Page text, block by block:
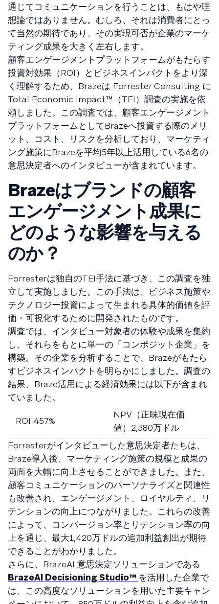
通じてコミュニケーションを行うことは、もはや理
想論ではありません。むしろ、それは消費者にとっ
て当然の期待であり、その実現可否が企業のマーケ
ティング成果を大きく左右します。
顧客エンゲージメントプラットフォームがもたらす
投資対効果（ROI）とビジネスインパクトをより深
く理解するため、Brazeは Forrester Consulting に
Total Economic Impact™（TEI）調査の実施を依
頼しました。この調査では、顧客エンゲージメント
プラットフォームとしてBrazeへ投資する際のメリ
ット、コスト、リスクを分析しており、マーケティ
ング施策にBrazeを平均5年以上活用している6名の
意思決定者へのインタビューが含まれています。
Brazeはブランドの顧客
エンゲージメント成果に
どのような影響を与える
のか？
Forresterは独自のTEI手法に基づき、この調査を独
立して実施しました。この手法は、ビジネス施策や
テクノロジー投資によって生まれる具体的価値を評
価・可視化するために開発されたものです。
調査では、インタビュー対象者の体験や成果を集約
し、それらをもとに単一の「コンポジット企業」を
構築。その企業を分析することで、Brazeがもたら
すビジネスインパクトを明らかにしました。調査の
結果、Braze活用による経済効果には以下が含まれ
ていました。
ROI 457%
NPV（正味現在価
値）2,380万ドル
Forresterがインタビューした意思決定者たちは、
Braze導入後、マーケティング施策の規模と成果の
両面を大幅に向上させることができました。また、
顧客コミュニケーションのパーソナライズと関連性
も改善され、エンゲージメント、ロイヤルティ、リ
テンションの向上につながりました。これらの改善
によって、コンバージョン率とリテンション率の向
上を通じ、最大1,420万ドルの追加利益創出が期待
できることがわかりました。
さらに、BrazeAI 意思決定ソリューションである
BrazeAI Decisioning Studio™ を活用した企業で
は、この高度なソリューションを用いた主要キャン